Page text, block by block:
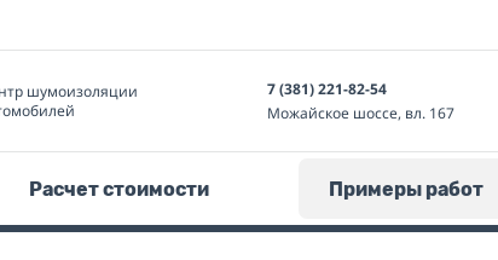
шумоизоляции
7 (381) 221-82-54
Можайское шоссе, вл. 167
Расчет стоимости Примеры работ